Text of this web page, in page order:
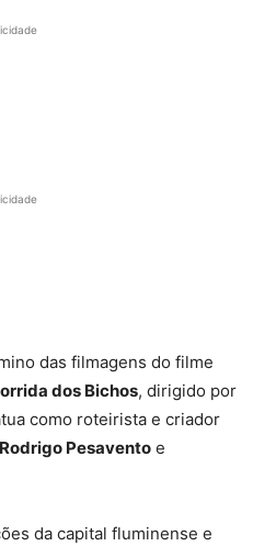
das filmagens do filme
dos Bichos, dirigido por
como roteirista e criador
Rodrigo Pesavento e
da capital fluminense e